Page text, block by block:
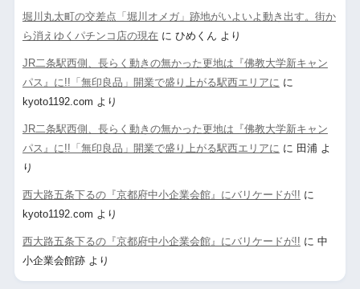
堀川丸太町の交差点「堀川オメガ」跡地がいよいよ動き出す。街か
ら消えゆくパチンコ店の現在 に ひめくん より
JR二条駅西側、長らく動きの無かった更地は『佛教大学新キャン
パス』に!!「無印良品」開業で盛り上がる駅西エリアに に
kyoto1192.com より
JR二条駅西側、長らく動きの無かった更地は『佛教大学新キャン
パス』に!!「無印良品」開業で盛り上がる駅西エリアに に 田浦よ
り
西大路五条下るの『京都府中小企業会館』にバリケードが!! に
kyoto1192.com より
西大路五条下るの『京都府中小企業会館』にバリケードが!! に 中
小企業会館跡より